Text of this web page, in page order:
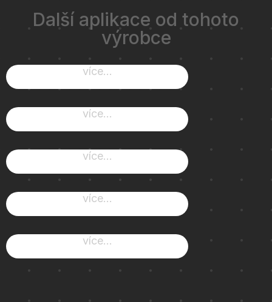
Další aplikace od tohoto
výrobce
více...
více...
více...
více...
více...